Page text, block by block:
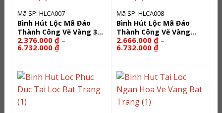
Mã SP: HLCA007
Bình Hút Lộc Mã Đáo
Thành Công Vẽ Vàng 3D
Nền Xanh HLCA007
2.376.000 ₫ –
6.732.000 ₫Khoảng
đến
6.732.000 ₫
Mã SP: HLCA008
Bình Hút Lộc Mã Đáo
Thành Công Vẽ Vàng
Men Lam HLCA008
2.666.000 ₫ –
6.732.000 ₫Khoảng
giá:
đến
6.732.000 ₫